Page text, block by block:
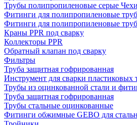
Трубы полипропиленовые серые
Фитинги для полипропиленовые
Фитинги для полипропиленовые
Краны PPR под сварку
Коллекторы PPR
Обратный клапан под сварку
Фильтры
Труба защитная гофрированная
Инструмент для сварки пластиковых
Трубы из оцинкованной стали и
Труба защитная гофрированная
Трубы стальные оцинкованные
Фитинги обжимные GEBO для